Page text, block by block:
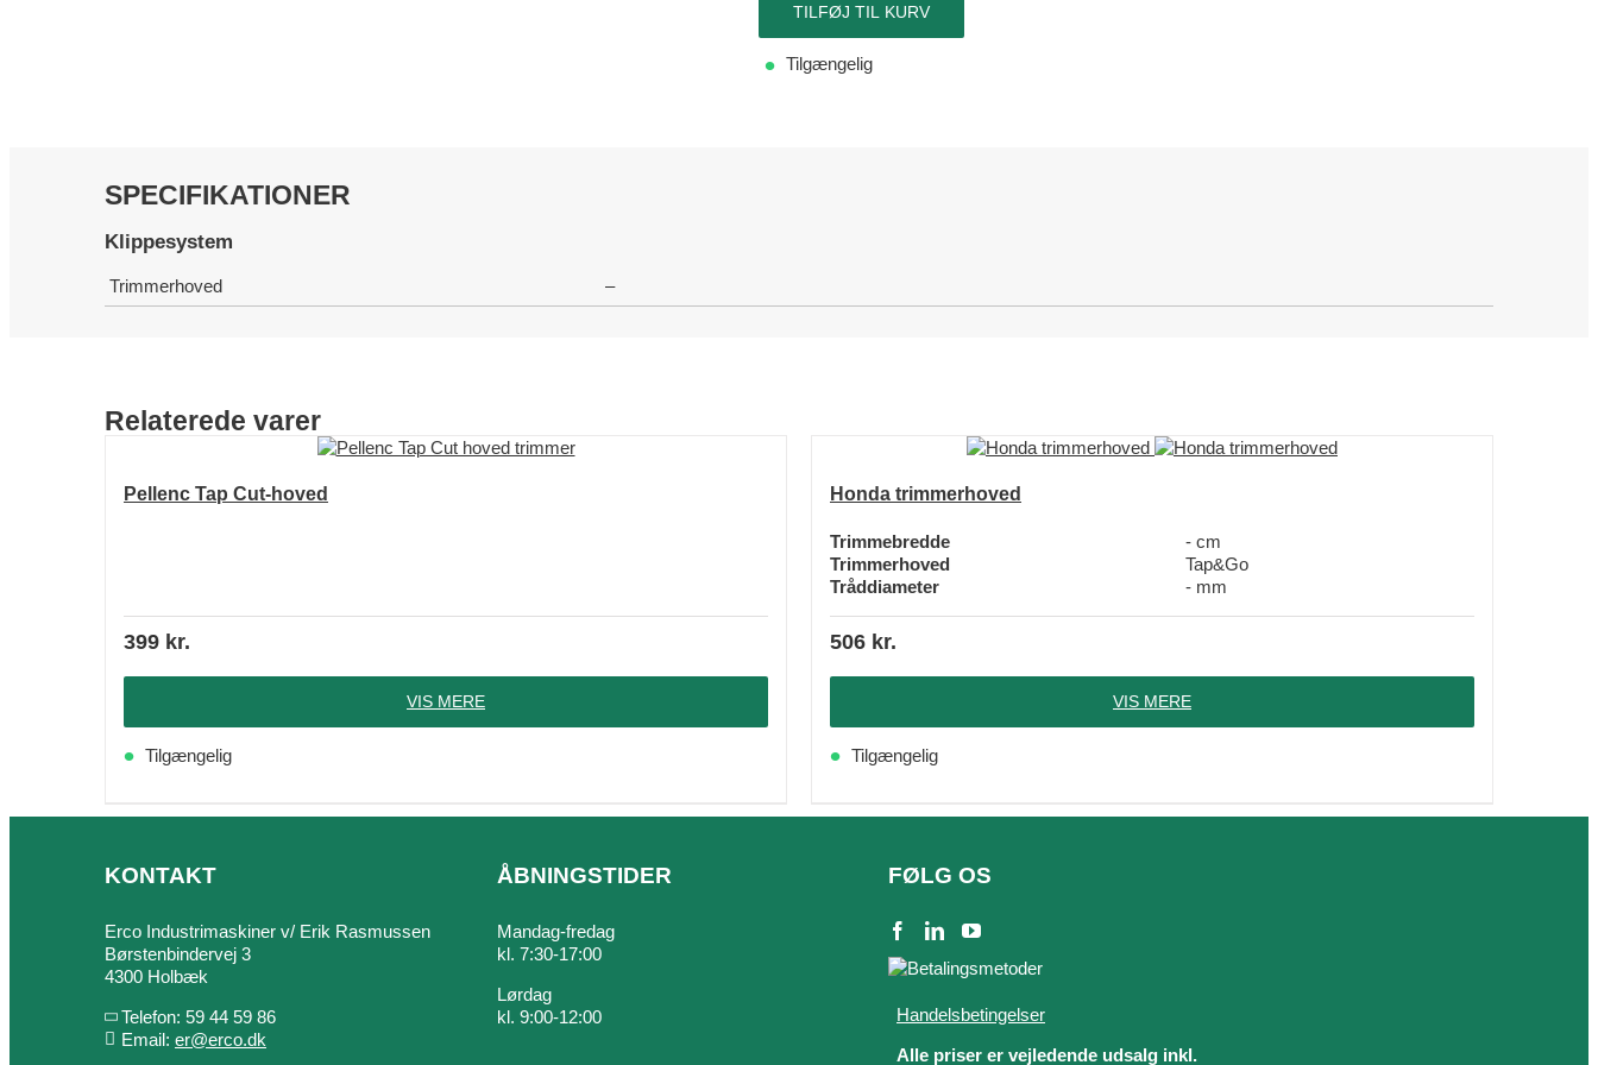
TILFØJ TIL KURV
Tilgængelig
SPECIFIKATIONER
Klippesystem
Trimmerhoved –
Relaterede varer
Pellenc Tap Cut-hoved
399 kr.
VIS MERE
Tilgængelig
Honda trimmerhoved
Trimmebredde
- cm
Trimmerhoved
Tap&Go
Tråddiameter
- mm
506 kr.
VIS MERE
Tilgængelig
KONTAKT
Erco Industrimaskiner v/ Erik Rasmussen
Børstenbindervej 3
4300 Holbæk
Telefon: 59 44 59 86
Email: er@erco.dk
ÅBNINGSTIDER
Mandag-fredag
kl. 7:30-17:00
Lørdag
kl. 9:00-12:00
FØLG OS
Handelsbetingelser
Alle priser er vejledende udsalg inkl.